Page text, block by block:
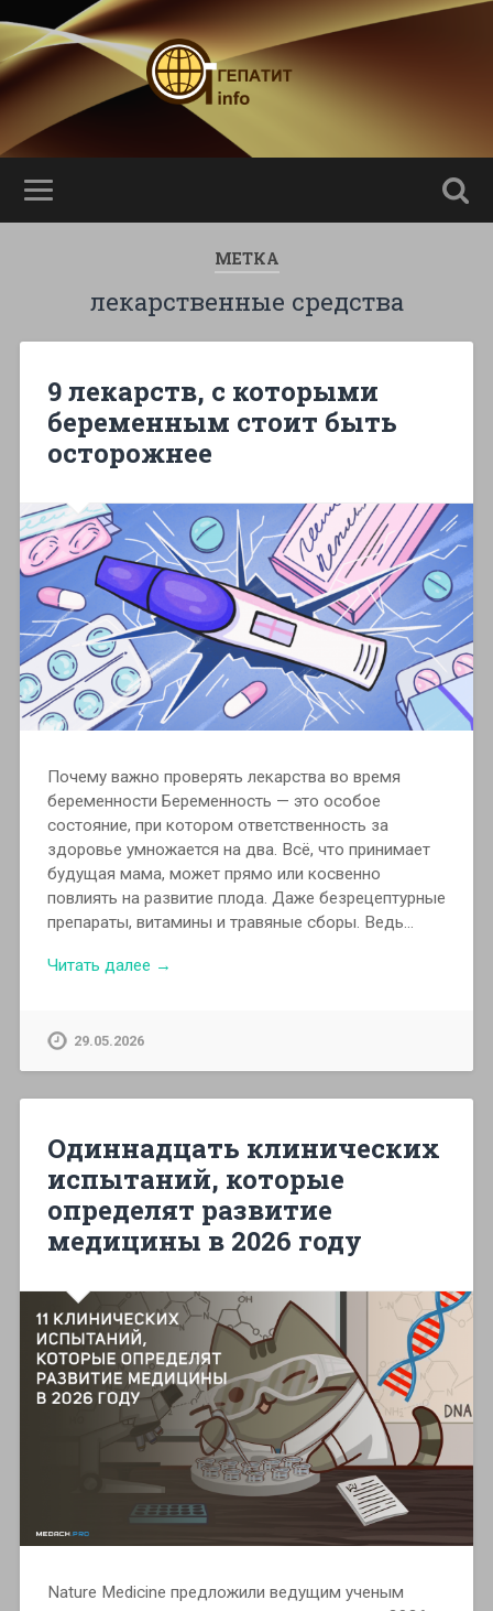
МЕТКА
лекарственные средства
9 лекарств, с которыми
беременным стоит быть
осторожнее
Почему важно проверять лекарства во время
беременности Беременность — это особое
состояние, при котором ответственность за
здоровье умножается на два. Всё, что принимает
будущая мама, может прямо или косвенно
повлиять на развитие плода. Даже безрецептурные
препараты, витамины и травяные сборы. Ведь…
Читать далее →
29.05.2026
Одиннадцать клинических
испытаний, которые
определят развитие
медицины в 2026 году
Nature Medicine предложили ведущим ученым